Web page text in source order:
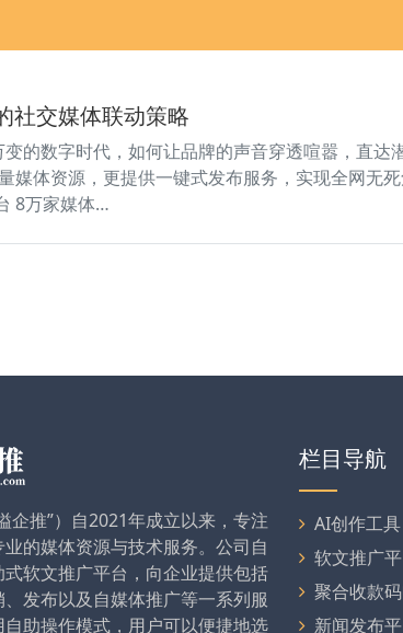
社交媒体联动策略
变的数字时代，如何让品牌的声音穿透喧嚣，直
媒体资源，更提供一键式发布服务，实现全网无
8万家媒体…
企推”）自2021年成立以来，专注
的媒体资源与技术服务。公司自
软文推广平台，向企业提供包括
发布以及自媒体推广等一系列服
助操作模式，用户可以便捷地选
栏目导航
AI创作工具
软文推广
聚合收款
新闻发布